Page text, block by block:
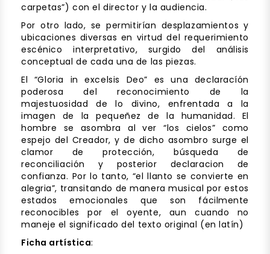
carpetas”) con el director y la audiencia.
Por otro lado, se permitirían desplazamientos y
ubicaciones diversas en virtud del requerimiento
escénico interpretativo, surgido del análisis
conceptual de cada una de las piezas.
El “Gloria in excelsis Deo” es una declaracíón
poderosa del reconocimiento de la
majestuosidad de lo divino, enfrentada a la
imagen de la pequeñez de la humanidad. El
hombre se asombra al ver “los cielos” como
espejo del Creador, y de dicho asombro surge el
clamor de protección, búsqueda de
reconciliación y posterior declaracion de
confianza. Por lo tanto, “el llanto se convierte en
alegria”, transitando de manera musical por estos
estados emocionales que son fácilmente
reconocibles por el oyente, aun cuando no
maneje el significado del texto original (en latín)
Ficha artística: